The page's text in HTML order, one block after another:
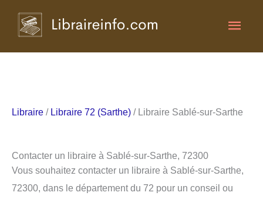
Libraire / Libraire 72 (Sarthe) / Libraire Sablé-sur-Sarthe
Contacter un libraire à Sablé-sur-Sarthe, 72300
Vous souhaitez contacter un libraire à Sablé-sur-Sarthe,
72300, dans le département du 72 pour un conseil ou